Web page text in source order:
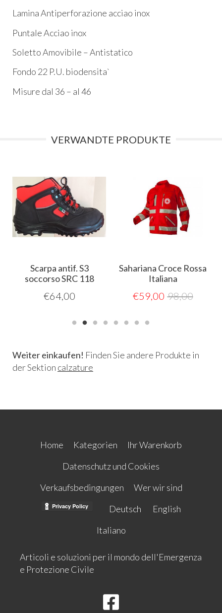
Lamina Antiperforazione acciao inox
Puntale Acciao inox
Soletto Amovibile – Antistatico
Fondo 22 P.U. biodensita`
Misure dal 36 – al 46
VERWANDTE PRODUKTE
Scarpa antif. S3
soccorso SRC 118
€64,00
Sahariana Croce Rossa
Italiana
€59,00 98,00
Weiter einkaufen! Finden Sie andere Produkte in
der Sektion calzature
Home Kategorien
Ihr Warenkorb
Datenschutz und Cookies
Verkaufsbedingungen
Wer wir sind
Deutsch
English
Italiano
Articoli e soluzioni per il mondo dell'Emergenza
e Protezione Civile